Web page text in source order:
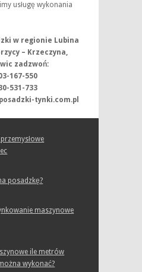
usługę wykonania
w regionie Lubina
– Krzeczyna,
zadzwoń:
167-550
531-733
tynki.com.pl
posadzkę?
maszynowe
ile metrów
wykonać?